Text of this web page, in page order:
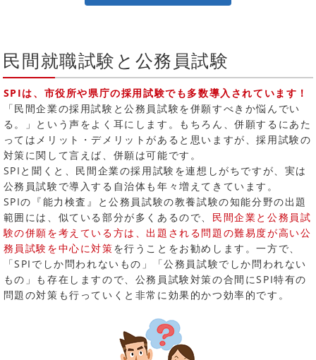
民間就職試験と公務員試験
SPIは、市役所や県庁の採用試験でも多数導入されています！
「民間企業の採用試験と公務員試験を併願すべきか悩んでい
る。」という声をよく耳にします。もちろん、併願するにあた
ってはメリット・デメリットがあると思いますが、採用試験の
対策に関して言えば、併願は可能です。
SPIと聞くと、民間企業の採用試験を連想しがちですが、実は
公務員試験で導入する自治体も年々増えてきています。
SPIの『能力検査』と公務員試験の教養試験の知能分野の出題
範囲には、似ている部分が多くあるので、 民間企業と公務員試
験の併願を考えている方は、出題される問題の難易度が高い公
務員試験を中心に対策を行うことをお勧めします。一方で、
「SPIでしか問われないもの」「公務員試験でしか問われない
もの」も存在しますので、公務員試験対策の合間にSPI特有の
問題の対策も行っていくと非常に効果的かつ効率的です。